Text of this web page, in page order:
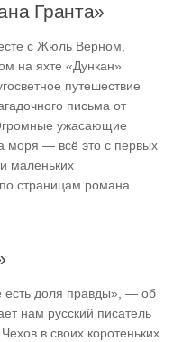
Гранта»
с Жюль Верном,
на яхте «Дункан»
путешествие
письма от
ужасающие
моря — всё это с первых
маленьких
страницам романа.
есть доля правды», — об
нам русский писатель
в своих коротеньких